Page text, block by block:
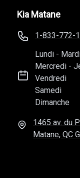
Kia Matane
1-833-772-
Lundi -
Mercredi -
Vendredi
Samedi
Dimanche
1465 av. du
Matane, QC